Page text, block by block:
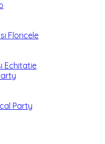
Floricele
Echitatie
Party